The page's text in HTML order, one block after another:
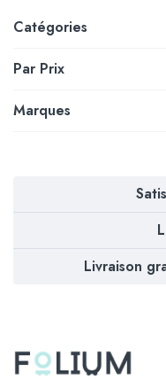
Catégories
Par Prix
Marques
Livraison